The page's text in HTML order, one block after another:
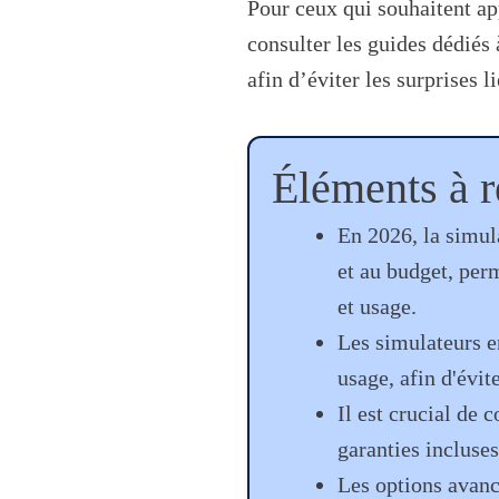
Pour ceux qui souhaitent
consulter les guides
afin d’éviter les surprises
Éléments à
En 2026, la
et au budget,
et usage.
Les simulateurs
usage, afin
Il est crucial de
garanties
Les options